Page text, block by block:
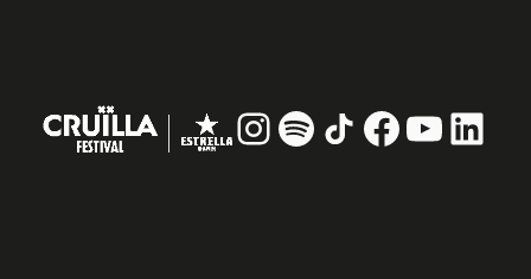
Instagram
# TikTokFacebook